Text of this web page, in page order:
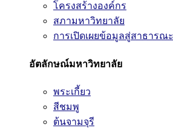
โครงสร้างองค์กร
สภามหาวิทยาลัย
การเปิดเผยข้อมูลสู่สาธารณะ
อัตลักษณ์มหาวิทยาลัย
พระเกี้ยว
สีชมพู
ต้นจามจุรี